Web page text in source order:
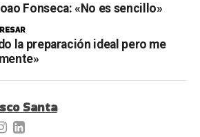
Fonseca: «No es sencillo»
la preparación ideal pero me
Santa